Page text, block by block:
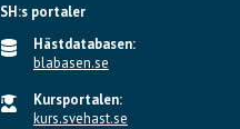
SH:s portaler
Hästdatabasen:
blabasen.se
Kursportalen:
kurs.svehast.se